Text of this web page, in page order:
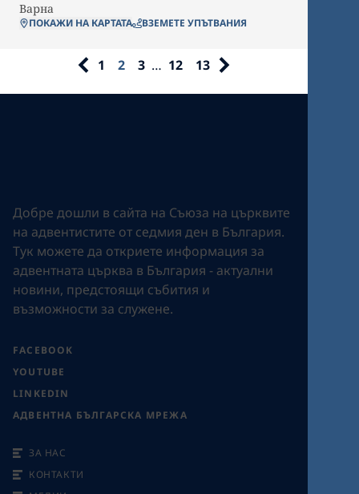
Варна
ПОКАЖИ НА КАРТАТА ВЗЕМЕТЕ УПЪТВАНИЯ
1 2 3 … 12 13
Добре дошли в сайта на Съюза на църквите
на адвентистите от седмия ден в България.
Tук можете да откриете информация за
адвентната църква в България - актуални
новини, предстоящи събития и
възможности за служене.
FACEBOOK
YOUTUBE
LINKEDIN
АДВЕНТНА БЪЛГАРСКА МРЕЖА
ЗА НАС
КОНТАКТИ